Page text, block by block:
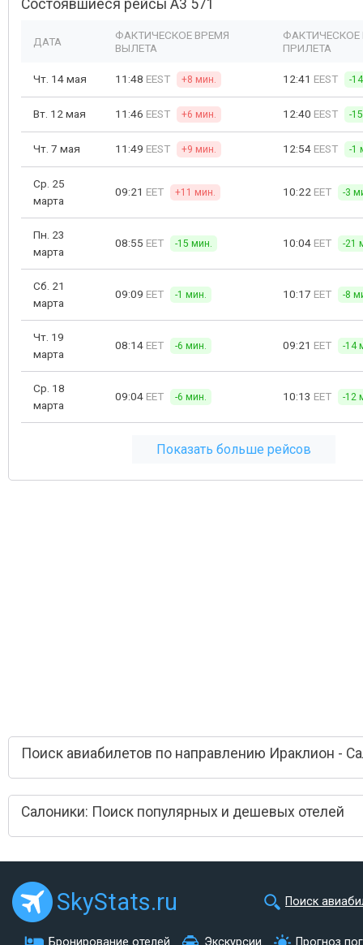
Состоявшиеся рейсы A3 571
ДАТА
ФАКТИЧЕСКОЕ ВРЕМЯ
ВЫЛЕТА
ФАКТИЧЕСКОЕ
ПРИЛЕТА
Чт. 14 мая 11:48 EEST +8 мин. 12:41 EEST -
Вт. 12 мая 11:46 EEST +6 мин. 12:40 EEST -
Чт. 7 мая 11:49 EEST +9 мин. 12:54 EEST -1
Ср. 25
марта
09:21 EET +11 мин. 10:22 EET -3
Пн. 23
марта
08:55 EET -15 мин. 10:04 EET -21
Сб. 21
марта
09:09 EET -1 мин. 10:17 EET -8
Чт. 19
марта
08:14 EET -6 мин. 09:21 EET -14
Ср. 18
марта
09:04 EET -6 мин. 10:13 EET -12
Показать больше рейсов
Поиск авиабилетов по направлению Ираклион -
Салоники: Поиск популярных и дешевых отелей
SkyStats.ru Поиск
Бронирование отелей Экскурсии Прогноз